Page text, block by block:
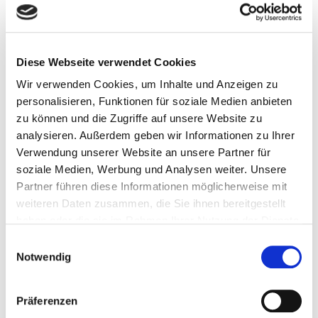
Diese Webseite verwendet Cookies
Wir verwenden Cookies, um Inhalte und Anzeigen zu
personalisieren, Funktionen für soziale Medien anbieten
zu können und die Zugriffe auf unsere Website zu
analysieren. Außerdem geben wir Informationen zu Ihrer
Verwendung unserer Website an unsere Partner für
soziale Medien, Werbung und Analysen weiter. Unsere
Partner führen diese Informationen möglicherweise mit
weiteren Daten zusammen, die Sie ihnen bereitgestellt
Notwendig
Präferenzen
Erhalt eingehender physischer Medienwerke
sicherstellen.«
Scholze: »Wir begrüßen die Entscheidung des
Staatsministers sehr, den nächsten Schritt auf dem Weg
zur Realisierung des Baus zu gehen. Es ist nicht nur unser
gesetzlicher Auftrag, sondern auch unsere
gesamtgesellschaftliche Verantwortung, das kulturelle
Erbe im ›Gedächtnis der Nation‹ zu bewahren und für
künftige Generationen zugänglich zu machen. Dass hierzu
inzwischen ein breiter Konsens mit dem Staatsminister
und der Öffentlichkeit besteht, ist ein ermutigendes
Zwischenzeitlich stand im Raum, das Bauvorhaben nicht
umzusetzen – über die Hintergründe dazu berichtete